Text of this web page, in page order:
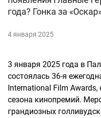
года? Гонка за
4 января 2025
3 января 2025 года в
состоялась 36-я
International Film
сезона кинопремий.
грандиозных